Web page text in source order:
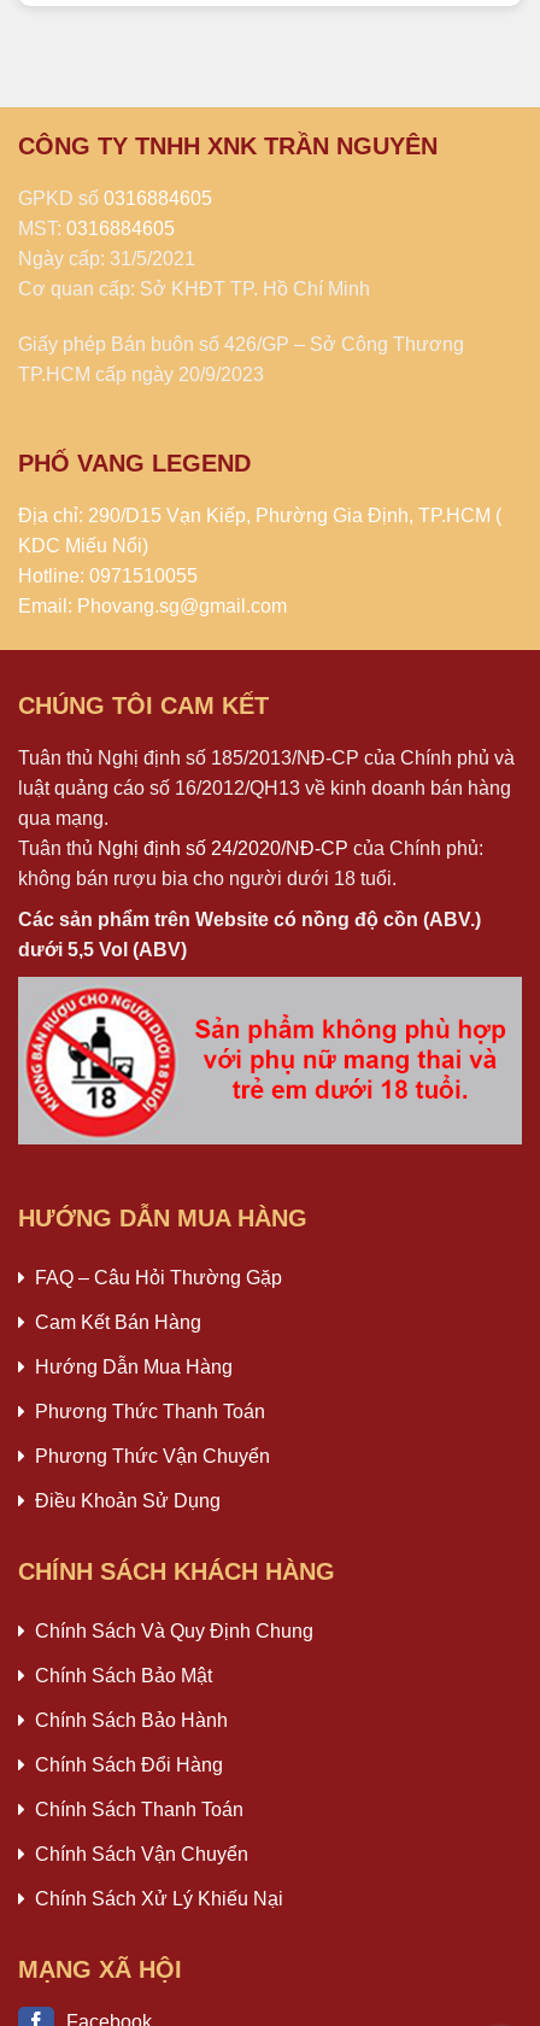
CÔNG TY TNHH XNK TRẦN NGUYÊN
GPKD số 0316884605
MST: 0316884605
Ngày cấp: 31/5/2021
Cơ quan cấp: Sở KHĐT TP. Hồ Chí Minh
Giấy phép Bán buôn số 426/GP – Sở Công Thương
TP.HCM cấp ngày 20/9/2023
PHỐ VANG LEGEND
Địa chỉ: 290/D15 Vạn Kiếp, Phường Gia Định, TP.HCM (
KDC Miếu Nổi)
Hotline: 0971510055
Email: Phovang.sg@gmail.com
CHÚNG TÔI CAM KẾT
Tuân thủ Nghị định số 185/2013/NĐ-CP của Chính phủ và
luật quảng cáo số 16/2012/QH13 về kinh doanh bán hàng
qua mạng.
Tuân thủ Nghị định số 24/2020/NĐ-CP của Chính phủ:
không bán rượu bia cho người dưới 18 tuổi.
Các sản phẩm trên Website có nồng độ cồn (ABV.)
dưới 5,5 Vol (ABV)
HƯỚNG DẪN MUA HÀNG
FAQ – Câu Hỏi Thường Gặp
Cam Kết Bán Hàng
Hướng Dẫn Mua Hàng
Phương Thức Thanh Toán
Phương Thức Vận Chuyển
Điều Khoản Sử Dụng
CHÍNH SÁCH KHÁCH HÀNG
Chính Sách Và Quy Định Chung
Chính Sách Bảo Mật
Chính Sách Bảo Hành
Chính Sách Đổi Hàng
Chính Sách Thanh Toán
Chính Sách Vận Chuyển
Chính Sách Xử Lý Khiếu Nại
MẠNG XÃ HỘI
Facebook